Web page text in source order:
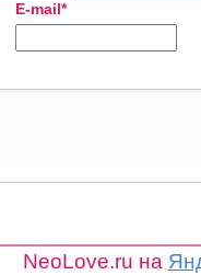
E-mail*
NeoLove.ru на